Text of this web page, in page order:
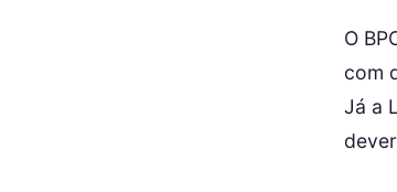
O
com
Já a